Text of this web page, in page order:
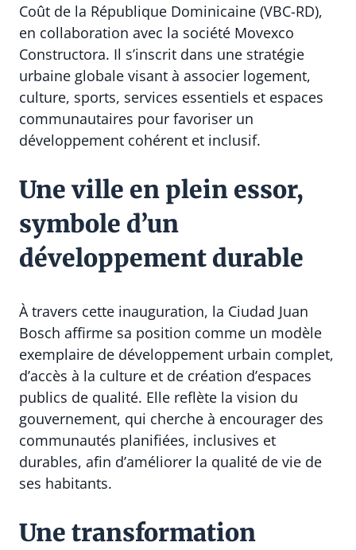
Coût de la République Dominicaine (VBC-RD),
en collaboration avec la société Movexco
Constructora. Il s’inscrit dans une stratégie
urbaine globale visant à associer logement,
culture, sports, services essentiels et espaces
communautaires pour favoriser un
développement cohérent et inclusif.
Une ville en plein essor,
symbole d’un
développement durable
À travers cette inauguration, la Ciudad Juan
Bosch affirme sa position comme un modèle
exemplaire de développement urbain complet,
d’accès à la culture et de création d’espaces
publics de qualité. Elle reflète la vision du
gouvernement, qui cherche à encourager des
communautés planifiées, inclusives et
durables, afin d’améliorer la qualité de vie de
ses habitants.
Une transformation